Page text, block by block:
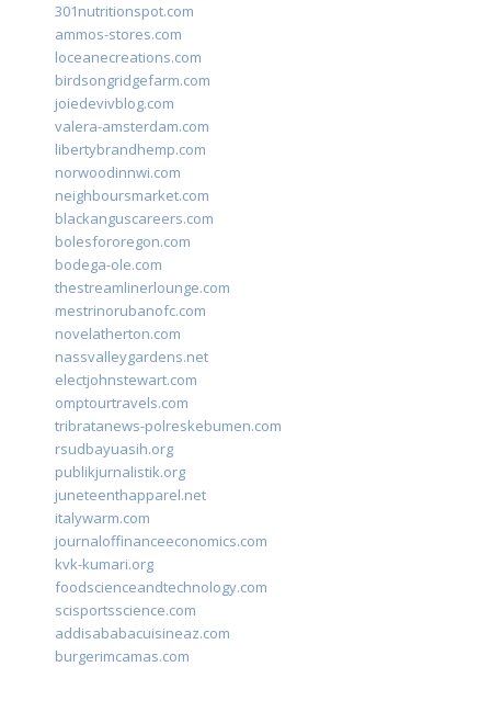
301nutritionspot.com
ammos-stores.com
loceanecreations.com
birdsongridgefarm.com
joiedevivblog.com
valera-amsterdam.com
libertybrandhemp.com
norwoodinnwi.com
neighboursmarket.com
blackanguscareers.com
bolesfororegon.com
bodega-ole.com
thestreamlinerlounge.com
mestrinorubanofc.com
novelatherton.com
nassvalleygardens.net
electjohnstewart.com
omptourtravels.com
tribratanews-polreskebumen.com
rsudbayuasih.org
publikjurnalistik.org
juneteenthapparel.net
italywarm.com
journaloffinanceeconomics.com
kvk-kumari.org
foodscienceandtechnology.com
scisportsscience.com
addisababacuisineaz.com
burgerimcamas.com